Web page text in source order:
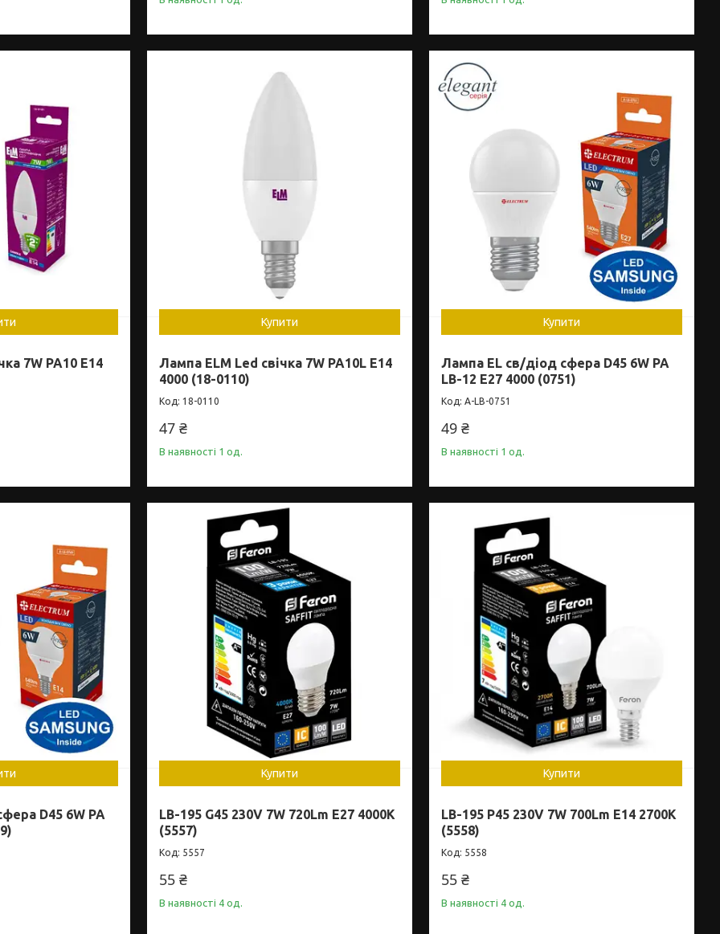
7W PA10 E14
Купити
Лампа ELM Led свічка 7W PA10L E14
4000 (18-0110)
18-0110
47 ₴
В наявності 1 од.
Купити
Лампа EL св/діод сфера D45 6W PA
LB-12 E27 4000 (0751)
A-LB-0751
49 ₴
В наявності 1 од.
D45 6W PA
Купити
LB-195 G45 230V 7W 720Lm E27 4000K
(5557)
5557
55 ₴
В наявності 4 од.
Купити
LB-195 P45 230V 7W 700Lm E14 2700K
(5558)
5558
55 ₴
В наявності 4 од.